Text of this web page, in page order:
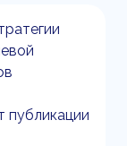
публикации